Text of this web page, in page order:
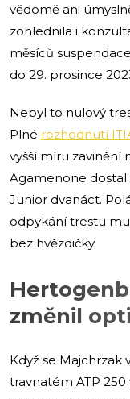
vědomě ani
zohlednila i
měsíců
do 29. prosince
Nebyl to nulový
Plné rozhodnutí
vyšší míru zavinění
Agamenone dostal
Junior dvanáct.
odpykání trestu
bez hvězdičky.
změnil
Když se Majchrzak
travnatém ATP